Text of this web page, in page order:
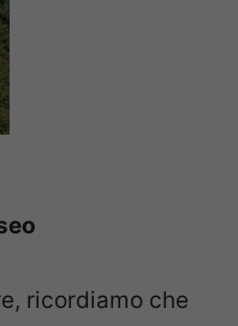
ricordiamo che